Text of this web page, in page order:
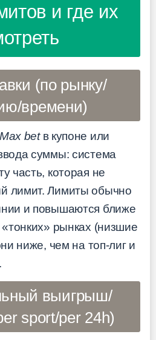
и где их
(по рынку/
времени)
Max betв купоне или
суммы: система
часть, которая не
лимит. Лимиты обычно
и повышаются ближе
рынках (низшие
ниже, чем на топ-лиг и
выигрыш/
sport/per 24h)